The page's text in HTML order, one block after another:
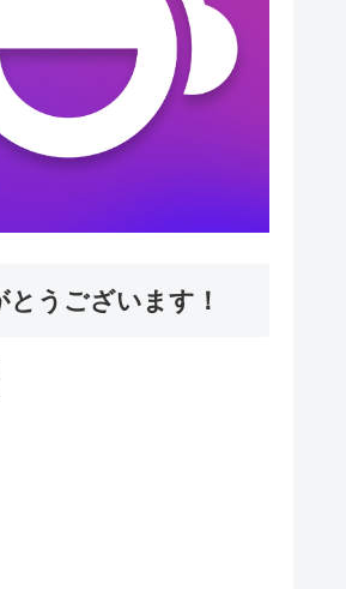
とうございます！